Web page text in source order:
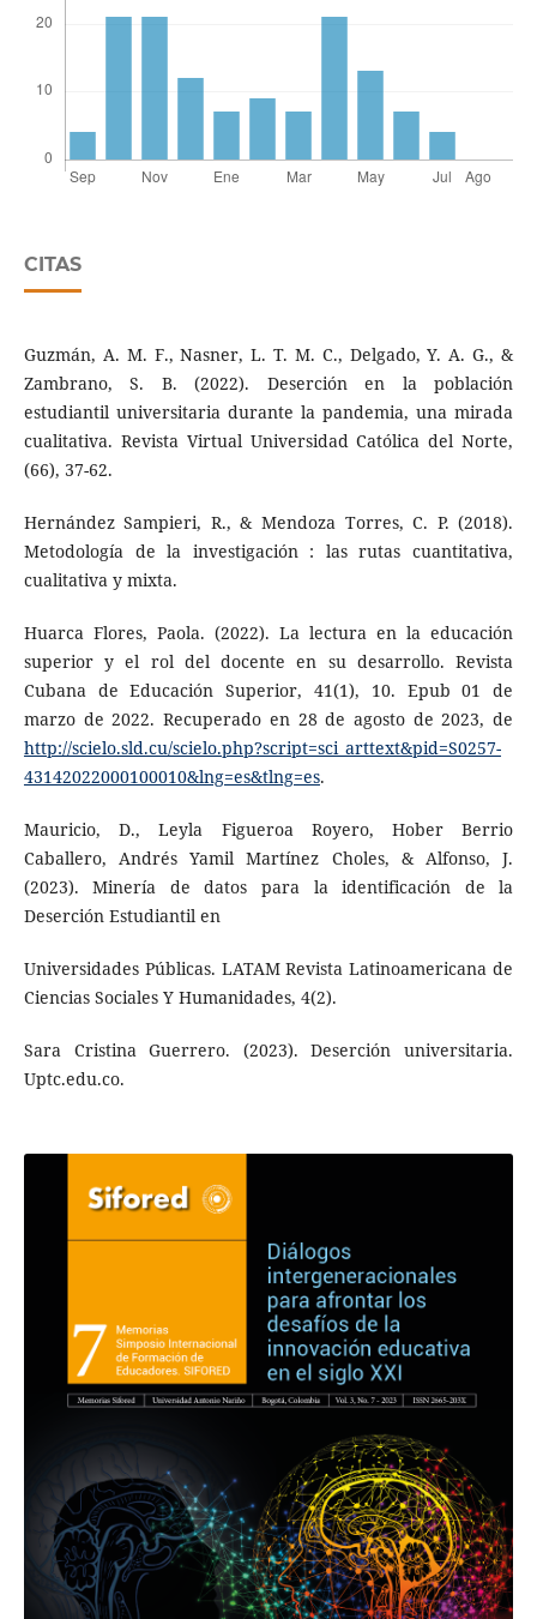
CITAS
Guzmán, A. M. F., Nasner, L. T. M. C., Delgado, Y. A. G., &
Zambrano, S. B. (2022). Deserción en la población
estudiantil universitaria durante la pandemia, una mirada
cualitativa. Revista Virtual Universidad Católica del Norte,
(66), 37-62.
Hernández Sampieri, R., & Mendoza Torres, C. P. (2018).
Metodología de la investigación : las rutas cuantitativa,
cualitativa y mixta.
Huarca Flores, Paola. (2022). La lectura en la educación
superior y el rol del docente en su desarrollo. Revista
Cubana de Educación Superior, 41(1), 10. Epub 01 de
marzo de 2022. Recuperado en 28 de agosto de 2023, de
http://scielo.sld.cu/scielo.php?script=sci_arttext&pid=S0257-
43142022000100010&lng=es&tlng=es.
Mauricio, D., Leyla Figueroa Royero, Hober Berrio
Caballero, Andrés Yamil Martínez Choles, & Alfonso, J.
(2023). Minería de datos para la identificación de la
Deserción Estudiantil en
Universidades Públicas. LATAM Revista Latinoamericana de
Ciencias Sociales Y Humanidades, 4(2).
Sara Cristina Guerrero. (2023). Deserción universitaria.
Uptc.edu.co.